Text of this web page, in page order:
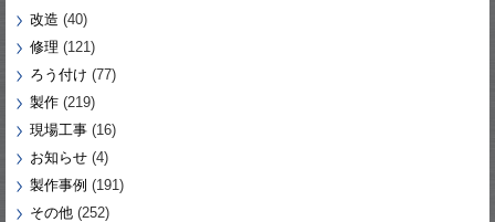
改造 (40)
修理 (121)
ろう付け (77)
製作 (219)
現場工事 (16)
お知らせ (4)
製作事例 (191)
その他 (252)